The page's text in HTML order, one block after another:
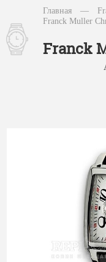
Главная —
Franck Muller
Franck